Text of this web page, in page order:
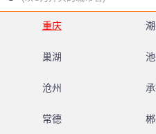
重庆
巢湖
沧州
常德